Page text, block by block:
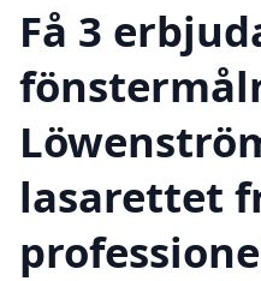
Få 3
lasarettet